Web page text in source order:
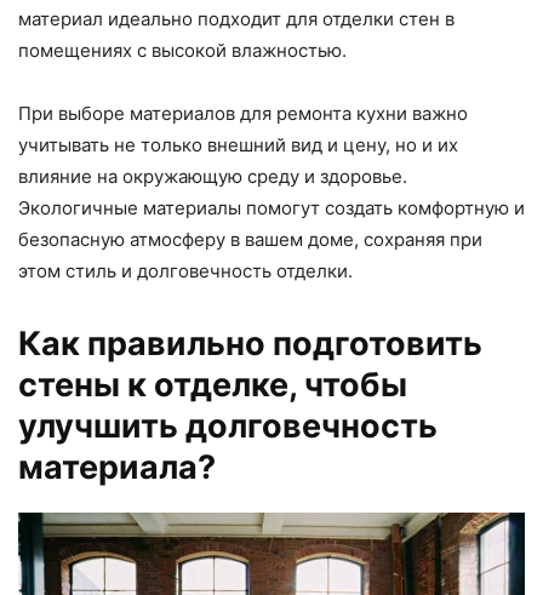
материал идеально подходит для отделки стен в
помещениях с высокой влажностью.
При выборе материалов для ремонта кухни важно
учитывать не только внешний вид и цену, но и их
влияние на окружающую среду и здоровье.
Экологичные материалы помогут создать комфортную и
безопасную атмосферу в вашем доме, сохраняя при
этом стиль и долговечность отделки.
Как правильно подготовить
стены к отделке, чтобы
улучшить долговечность
материала?